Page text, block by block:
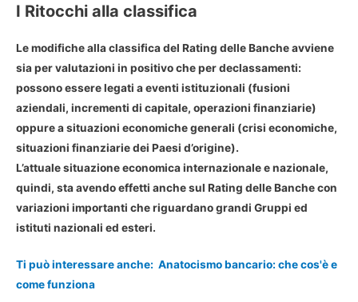
I Ritocchi alla classifica
Le modifiche alla classifica del Rating delle Banche avviene
sia per valutazioni in positivo che per declassamenti:
possono essere legati a eventi istituzionali (fusioni
aziendali, incrementi di capitale, operazioni finanziarie)
oppure a situazioni economiche generali (crisi economiche,
situazioni finanziarie dei Paesi d’origine).
L’attuale situazione economica internazionale e nazionale,
quindi, sta avendo effetti anche sul Rating delle Banche con
variazioni importanti che riguardano grandi Gruppi ed
istituti nazionali ed esteri.
Ti può interessare anche: Anatocismo bancario: che cos'è e
come funziona